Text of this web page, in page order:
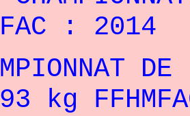
: 2014
DE
kg